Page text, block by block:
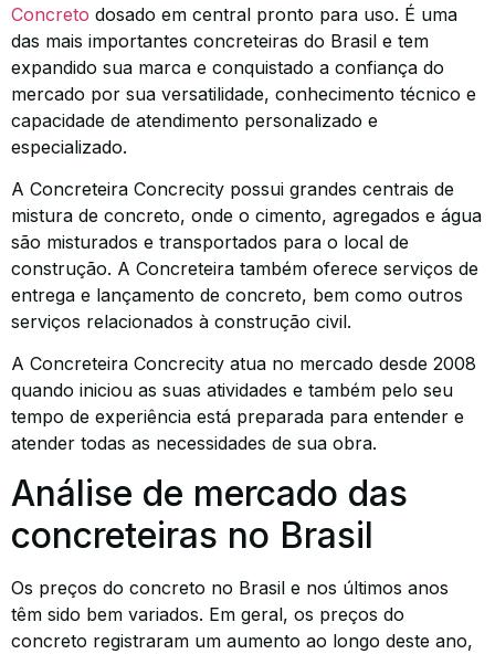
Concreto dosado em central pronto para uso. É uma
das mais importantes concreteiras do Brasil e tem
expandido sua marca e conquistado a confiança do
mercado por sua versatilidade, conhecimento técnico e
capacidade de atendimento personalizado e
especializado.
A Concreteira Concrecity possui grandes centrais de
mistura de concreto, onde o cimento, agregados e água
são misturados e transportados para o local de
construção. A Concreteira também oferece serviços de
entrega e lançamento de concreto, bem como outros
serviços relacionados à construção civil.
A Concreteira Concrecity atua no mercado desde 2008
quando iniciou as suas atividades e também pelo seu
tempo de experiência está preparada para entender e
atender todas as necessidades de sua obra.
Análise de mercado das
concreteiras no Brasil
Os preços do concreto no Brasil e nos últimos anos
têm sido bem variados. Em geral, os preços do
concreto registraram um aumento ao longo deste ano,